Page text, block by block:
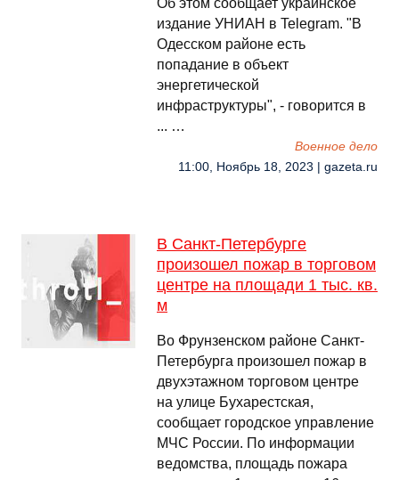
Об этом сообщает украинское
издание УНИАН в Telegram. "В
Одесском районе есть
попадание в объект
энергетической
инфраструктуры", - говорится в
... …
Военное дело
11:00, Ноябрь 18, 2023 | gazeta.ru
В Санкт-Петербурге
произошел пожар в торговом
центре на площади 1 тыс. кв.
м
Во Фрунзенском районе Санкт-
Петербурга произошел пожар в
двухэтажном торговом центре
на улице Бухарестская,
сообщает городское управление
МЧС России. По информации
ведомства, площадь пожара